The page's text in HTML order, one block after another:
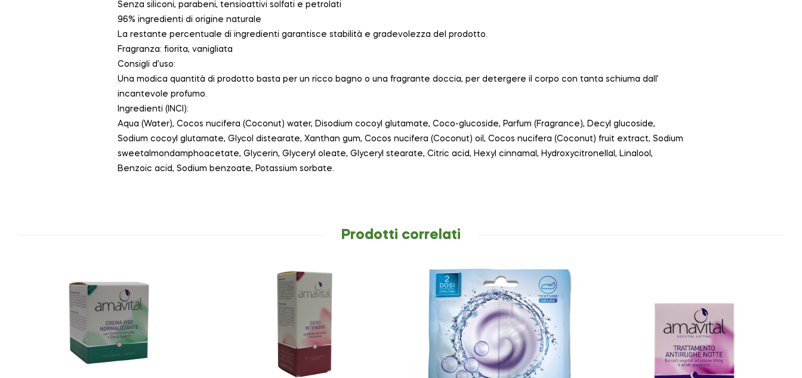
Senza siliconi, parabeni, tensioattivi solfati e petrolati
96% ingredienti di origine naturale
La restante percentuale di ingredienti garantisce stabilità e gradevolezza del prodotto.
Fragranza: fiorita, vanigliata
Consigli d’uso:
Una modica quantità di prodotto basta per un ricco bagno o una fragrante doccia, per detergere il corpo con tanta schiuma dall’
incantevole profumo.
Ingredienti (INCI):
Aqua (Water), Cocos nucifera (Coconut) water, Disodium cocoyl glutamate, Coco-glucoside, Parfum (Fragrance), Decyl glucoside,
Sodium cocoyl glutamate, Glycol distearate, Xanthan gum, Cocos nucifera (Coconut) oil, Cocos nucifera (Coconut) fruit extract, Sodium
sweetalmondamphoacetate, Glycerin, Glyceryl oleate, Glyceryl stearate, Citric acid, Hexyl cinnamal, Hydroxycitronellal, Linalool,
Benzoic acid, Sodium benzoate, Potassium sorbate.
Prodotti correlati